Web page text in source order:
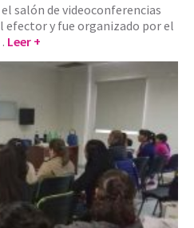
salón de videoconferencias
efector y fue organizado por el
Leer +